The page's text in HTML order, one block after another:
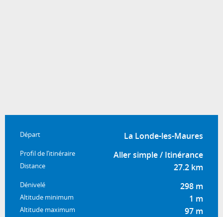
Informations pratiques
Départ La Londe-les-Maures
Profil de l’itinéraire Aller simple / Itinérance
Distance 27.2 km
Dénivelé 298 m
Altitude minimum 1 m
Altitude maximum 97 m